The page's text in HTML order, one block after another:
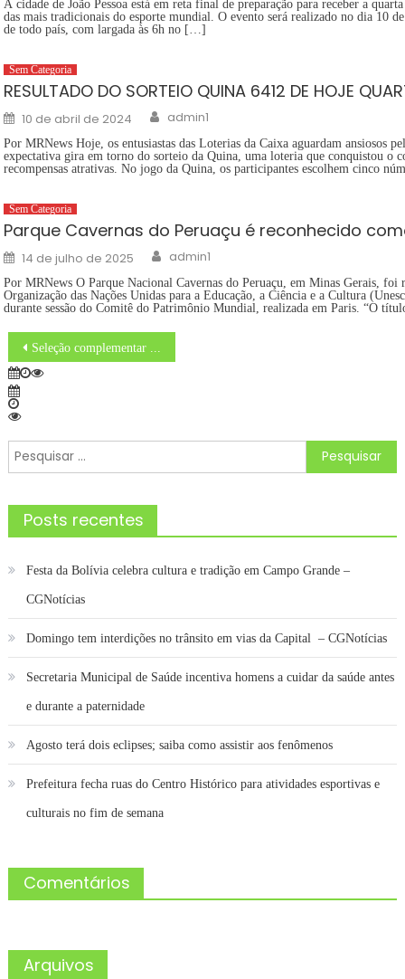
A cidade de João Pessoa está em reta final de preparação para receber a
das mais tradicionais do esporte mundial. O evento será realizado no dia 10
de todo país, com largada às 6h no […]
Sem Categoria
RESULTADO DO SORTEIO QUINA 6412 DE HOJE
Posted
on
10 de abril de 2024 Author
admin1
Por MRNews Hoje, os entusiastas das Loterias da Caixa aguardam ansiosos
expectativa gira em torno do sorteio da Quina, uma loteria que conquistou o
recompensas atrativas. No jogo da Quina, os participantes escolhem cinco
Sem Categoria
Parque Cavernas do Peruaçu é reconhecido
Posted
on
14 de julho de 2025 Author
admin1
Por MRNews O Parque Nacional Cavernas do Peruaçu, em Minas Gerais,
Organização das Nações Unidas para a Educação, a Ciência e a Cultura
durante sessão do Comitê do Patrimônio Mundial, realizada em Paris. “O
Navegação
de
Post
Pesquisar
por:
Posts recentes
Festa da Bolívia celebra cultura e tradição em Campo Grande –
CGNotícias
Domingo tem interdições no trânsito em vias da Capital – CGNotícias
Secretaria Municipal de Saúde incentiva homens a cuidar da saúde antes
e durante a paternidade
Agosto terá dois eclipses; saiba como assistir aos fenômenos
Prefeitura fecha ruas do Centro Histórico para atividades esportivas e
culturais no fim de semana
Comentários
Arquivos